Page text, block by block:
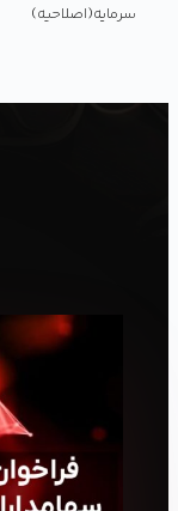
سرمایه(اصلاحیه)